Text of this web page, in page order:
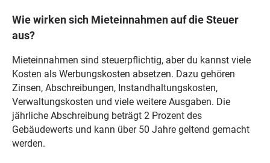
Wie wirken sich Mieteinnahmen auf die Steuer
aus?
Mieteinnahmen sind steuerpflichtig, aber du kannst viele
Kosten als Werbungskosten absetzen. Dazu gehören
Zinsen, Abschreibungen, Instandhaltungskosten,
Verwaltungskosten und viele weitere Ausgaben. Die
jährliche Abschreibung beträgt 2 Prozent des
Gebäudewerts und kann über 50 Jahre geltend gemacht
werden.